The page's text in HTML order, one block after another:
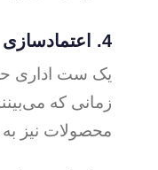
4. اعتمادسازی
یک ست اداری
زمانی که
محصولات نیز